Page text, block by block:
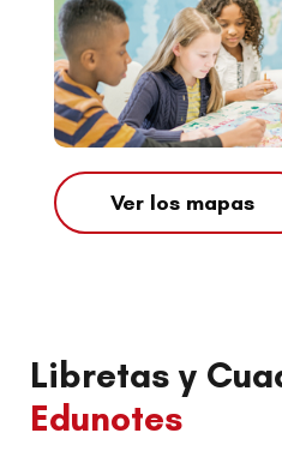
Ver los mapas
Libretas y
Edunotes